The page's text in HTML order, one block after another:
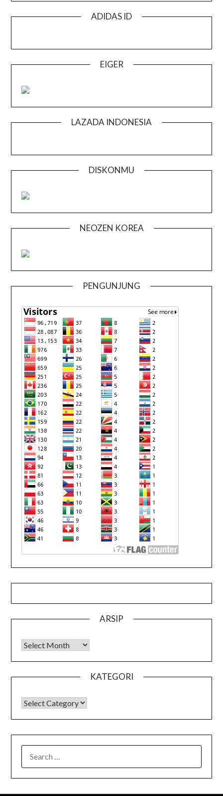
ADIDAS ID
EIGER
LAZADA INDONESIA
DISKONMU
NEOZEN KOREA
PENGUNJUNG
ARSIP
Arsip
KATEGORI
KATEGORI
FOR: